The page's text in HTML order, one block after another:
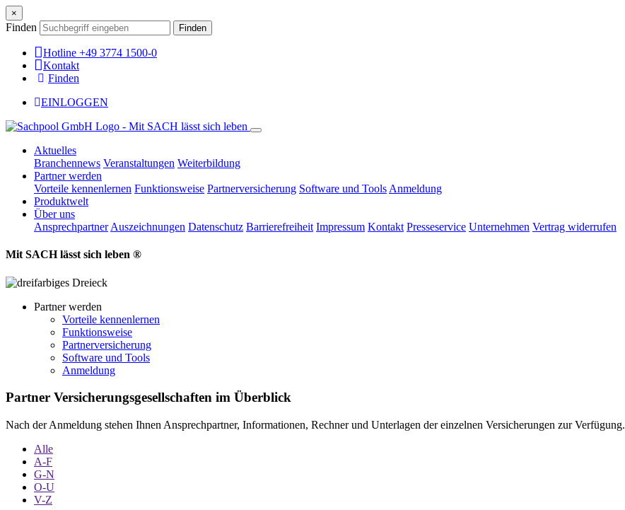
×
Finden Finden
Hotline +49 3774 1500-0
Kontakt
Finden
EINLOGGEN
Aktuelles
Branchennews Veranstaltungen Weiterbildung
Partner werden
Vorteile kennenlernen Funktionsweise Partnerversicherung Software und Tools Anmeldung
Produktwelt
Über uns
Ansprechpartner Auszeichnungen Datenschutz Barrierefreiheit Impressum Kontakt Presseservice Unternehmen Vertrag widerrufen
Mit SACH lässt sich leben ®
Partner werden
Vorteile kennenlernen
Funktionsweise
Partnerversicherung
Software und Tools
Anmeldung
Partner Versicherungsgesellschaften im Überblick
Nach der Anmeldung stehen Ihnen Ansprechpartner, Informationen, Rechner und Unterlagen der einzelnen Versicherungen zur Verfügung.
Alle
A-F
G-N
O-U
V-Z